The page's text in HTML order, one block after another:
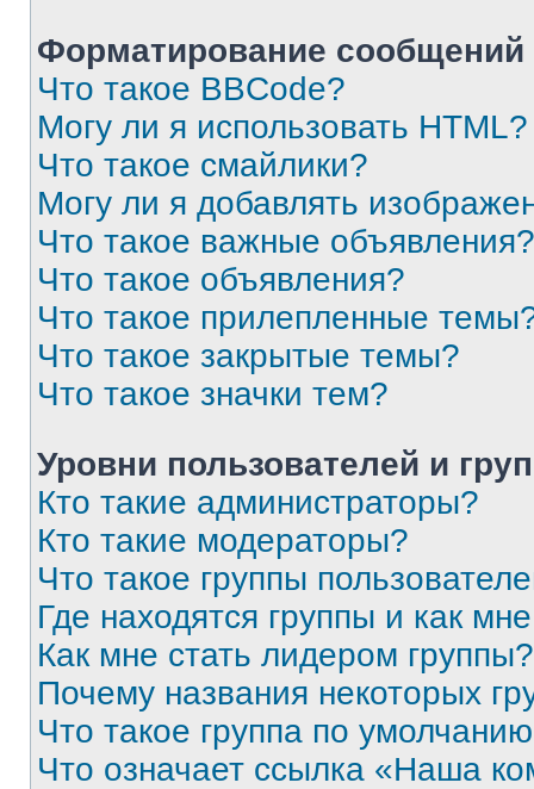
Форматирование
Что такое BBCode?
Могу ли я использовать HTML?
Что такое смайлики?
Могу ли я добавлять
Что такое важные объявления?
Что такое объявления?
Что такое прилепленные
Что такое закрытые темы?
Что такое значки тем?
Уровни пользователей и
Кто такие администраторы?
Кто такие модераторы?
Что такое группы
Где находятся группы и как
Как мне стать лидером группы?
Почему названия некоторых
Что такое группа по
Что означает ссылка «Наша